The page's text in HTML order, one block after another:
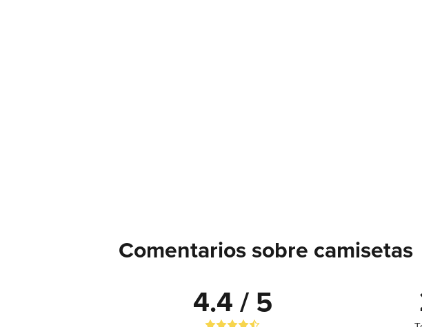
Comentarios sobre camisetas
4.4 / 5